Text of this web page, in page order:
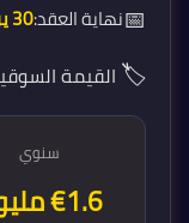
نهاية العقد:30 يونيو 2031
🏷️القيمة السوقية:
سنوي
€1.7 مليون